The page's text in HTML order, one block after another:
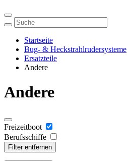
Startseite
Bug- & Heckstrahlrudersysteme
Ersatzteile
Andere
Andere
Freizeitboot
Berufsschiffe
Filter entfernen